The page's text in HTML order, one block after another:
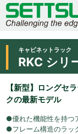
キャビネットラック
RKC シリ
【新型】ロングセ
クの最新モデル
●優れた機能性を持つ
●フレーム構造のラッ